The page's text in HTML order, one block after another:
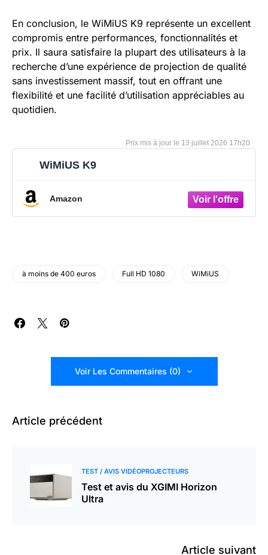
En conclusion, le WiMiUS K9 représente un excellent
compromis entre performances, fonctionnalités et
prix. Il saura satisfaire la plupart des utilisateurs à la
recherche d’une expérience de projection de qualité
sans investissement massif, tout en offrant une
flexibilité et une facilité d’utilisation appréciables au
quotidien.
13 juillet 2026 17h20
WiMiUS K9
Amazon
à moins de 400 euros Full HD 1080 WiMiUS
Voir Les Commentaires (0)
Article précédent
TEST / AVIS VIDÉOPROJECTEURS
Test et avis du XGIMI Horizon
Ultra
Article suivant